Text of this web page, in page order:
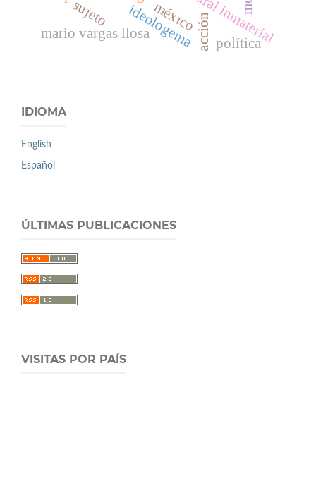
sujeto ideologema
mario vargas llosaméxicoacción política
IDIOMA
English
Español
ÚLTIMAS PUBLICACIONES
VISITAS POR PAÍS